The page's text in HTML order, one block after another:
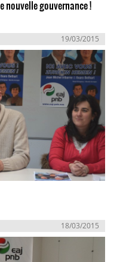
nouvelle gouvernance !
19/03/2015
18/03/2015